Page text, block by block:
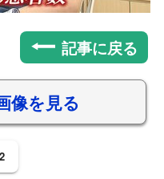
記事に戻る
像を見る
2